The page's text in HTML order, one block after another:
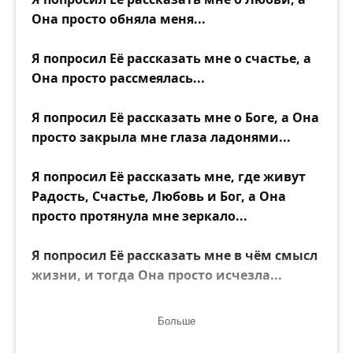
И ты придёшь под чёрной епанчою,
И не откроешь предо мной лица...
Но мне не долго мучиться загадкой:
И кто прислал ночного пришлеца?
Она просто обняла меня...
Я попросил Её рассказать мне о счастье, а
Она просто рассмеялась...
Я попросил Её рассказать мне о Боге, а Она
просто закрыла мне глаза ладонями...
Я попросил Её рассказать мне, где живут
Радость, Счастье, Любовь и Бог, а Она
просто протянула мне зеркало...
Я попросил Её рассказать мне в чём смысл
жизни, и тогда Она просто исчезла...
И тогда я снова попросил Её рассказать
Больше